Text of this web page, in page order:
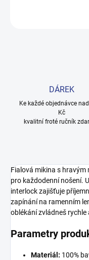
DÁREK
Ke každé objednávce
Kč
kvalitní froté ručník
Fialová mikina s
pro každodenní nošení.
interlock zajišťuje
zapínání na ramenním
oblékání zvládneš rychle
Parametry
Materiál: 100%